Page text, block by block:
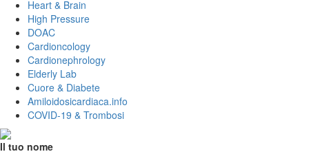
Heart & Brain
High Pressure
DOAC
Cardioncology
Cardionephrology
Elderly Lab
Cuore & Diabete
Amiloidosicardiaca.info
COVID-19 & Trombosi
Il tuo nome